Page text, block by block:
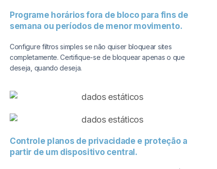
Programe horários fora de bloco para fins de
semana ou períodos de menor movimento.
Configure filtros simples se não quiser bloquear sites
completamente. Certifique-se de bloquear apenas o que
deseja, quando deseja.
Controle planos de privacidade e proteção a
partir de um dispositivo central.